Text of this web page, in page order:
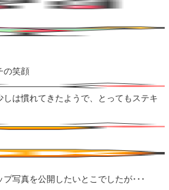
の笑顔
は慣れてきたようで、とってもステキ
プ写真を公開したいとこでしたが･･･